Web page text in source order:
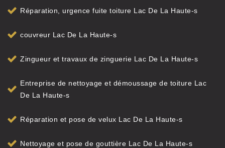
Réparation, urgence fuite toiture Lac De La Haute-s
couvreur Lac De La Haute-s
Zingueur et travaux de zinguerie Lac De La Haute-s
Entreprise de nettoyage et démoussage de toiture Lac
De La Haute-s
Réparation et pose de velux Lac De La Haute-s
Nettoyage et pose de gouttière Lac De La Haute-s